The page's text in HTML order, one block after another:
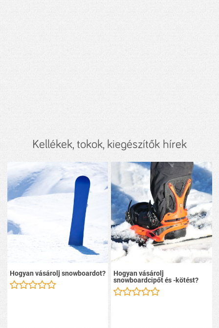
Kellékek, tokok, kiegészítők hírek
Hogyan vásárolj snowboardot? Hogyan vásárolj
snowboardcipőt és -kötést?